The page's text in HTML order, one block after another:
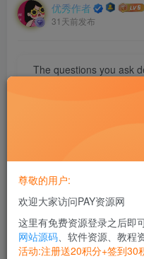
优秀作者
31天前发布
The questions you ask
OBS Studio（Open
费且开源的视频录制和直
macOS 和 Linux 操作系统
的界面，帮助用户轻松创
Studio 广泛应用于游戏直
容创作等领域。
尊敬的用户:
欢迎大家访问PAY资源网
这里有免费资源登录之后即
网站源码、软件资源、教程
活动:注册送20积分+签到30